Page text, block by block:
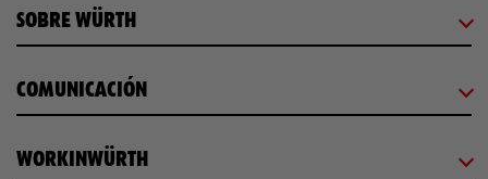
SOBRE WÜRTH
COMUNICACIÓN
WORKINWÜRTH